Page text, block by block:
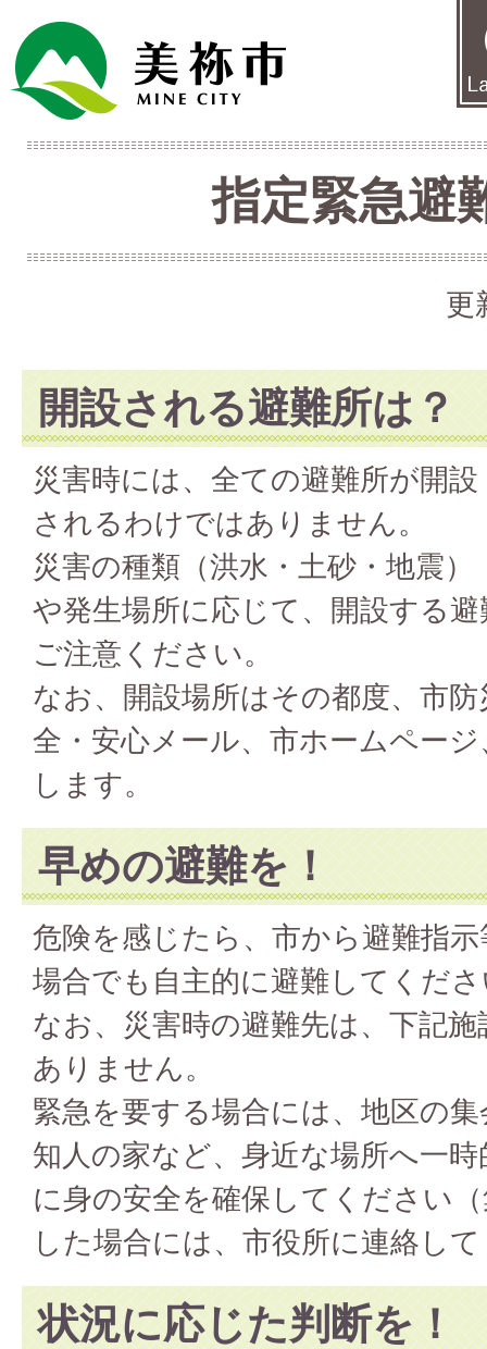
指定緊急避
更
開設される避難所は？
災害時には、全ての避難所が開設
されるわけではありません。
災害の種類（洪水・土砂・地震）
や発生場所に応じて、開設する
ご注意ください。
なお、開設場所はその都度、市
全・安心メール、市ホームペー
します。
早めの避難を！
危険を感じたら、市から避難指
場合でも自主的に避難してくだ
なお、災害時の避難先は、下記
ありません。
緊急を要する場合には、地区の
知人の家など、身近な場所へ一
に身の安全を確保してください
した場合には、市役所に連絡し
状況に応じた判断を！